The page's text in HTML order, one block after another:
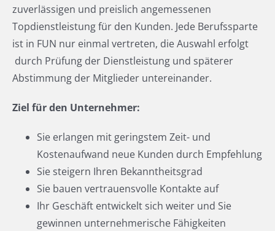
zuverlässigen und preislich angemessenen
Topdienstleistung für den Kunden. Jede Berufssparte
ist in FUN nur einmal vertreten, die Auswahl erfolgt
durch Prüfung der Dienstleistung und späterer
Abstimmung der Mitglieder untereinander.
Ziel für den Unternehmer:
Sie erlangen mit geringstem Zeit- und
Kostenaufwand neue Kunden durch Empfehlung
Sie steigern Ihren Bekanntheitsgrad
Sie bauen vertrauensvolle Kontakte auf
Ihr Geschäft entwickelt sich weiter und Sie
gewinnen unternehmerische Fähigkeiten